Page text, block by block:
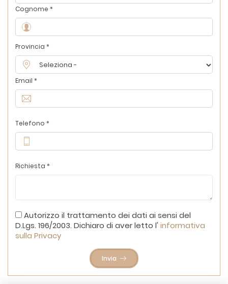
Cognome *
Provincia *
Email *
Telefono *
Richiesta *
Autorizzo il trattamento dei dati ai sensi del
D.Lgs. 196/2003. Dichiaro di aver letto l' informativa
sulla Privacy
Invia